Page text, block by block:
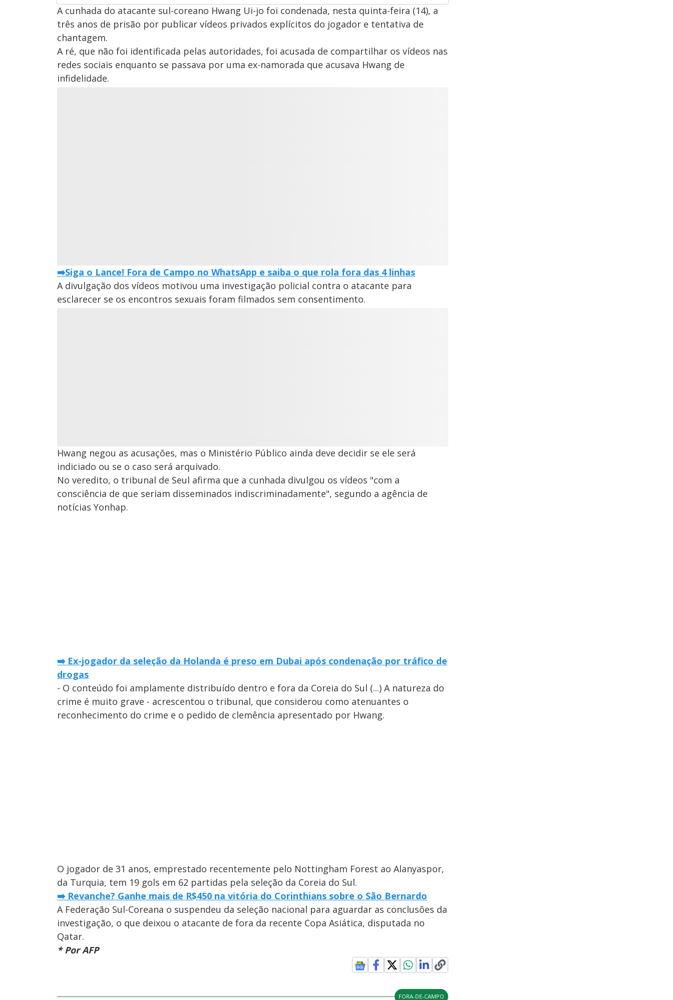
A cunhada do atacante sul-coreano Hwang Ui-jo foi condenada, nesta quinta-feira (14), a
três anos de prisão por publicar vídeos privados explícitos do jogador e tentativa de
chantagem.
A ré, que não foi identificada pelas autoridades, foi acusada de compartilhar os vídeos nas
redes sociais enquanto se passava por uma ex-namorada que acusava Hwang de
infidelidade.
➡️Siga o Lance! Fora de Campo no WhatsApp e saiba o que rola fora das 4 linhas
A divulgação dos vídeos motivou uma investigação policial contra o atacante para
esclarecer se os encontros sexuais foram filmados sem consentimento.
Hwang negou as acusações, mas o Ministério Público ainda deve decidir se ele será
indiciado ou se o caso será arquivado.
No veredito, o tribunal de Seul afirma que a cunhada divulgou os vídeos "com a
consciência de que seriam disseminados indiscriminadamente", segundo a agência de
notícias Yonhap.
➡️ Ex-jogador da seleção da Holanda é preso em Dubai após condenação por tráfico de
drogas
- O conteúdo foi amplamente distribuído dentro e fora da Coreia do Sul (...) A natureza do
crime é muito grave - acrescentou o tribunal, que considerou como atenuantes o
reconhecimento do crime e o pedido de clemência apresentado por Hwang.
O jogador de 31 anos, emprestado recentemente pelo Nottingham Forest ao Alanyaspor,
da Turquia, tem 19 gols em 62 partidas pela seleção da Coreia do Sul.
➡️ Revanche? Ganhe mais de R$450 na vitória do Corinthians sobre o São Bernardo
A Federação Sul-Coreana o suspendeu da seleção nacional para aguardar as conclusões da
investigação, o que deixou o atacante de fora da recente Copa Asiática, disputada no
Qatar.
* Por AFP
FORA-DE-CAMPO